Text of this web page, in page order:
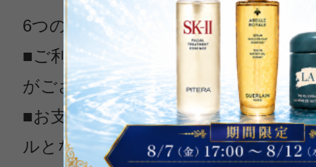
6つのお支払い方法がございます。
■ご利用内容により審査が入り、発送
がございます。
■お支払方法によっては、弊社規定
ルとなる場合がございます。予めご